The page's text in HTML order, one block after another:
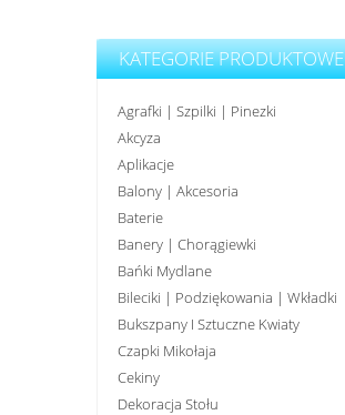
KATEGORIE PRODUKTOWE
Agrafki | Szpilki | Pinezki
Akcyza
Aplikacje
Balony | Akcesoria
Baterie
Banery | Chorągiewki
Bańki Mydlane
Bileciki | Podziękowania | Wkładki
Bukszpany I Sztuczne Kwiaty
Czapki Mikołaja
Cekiny
Dekoracja Stołu